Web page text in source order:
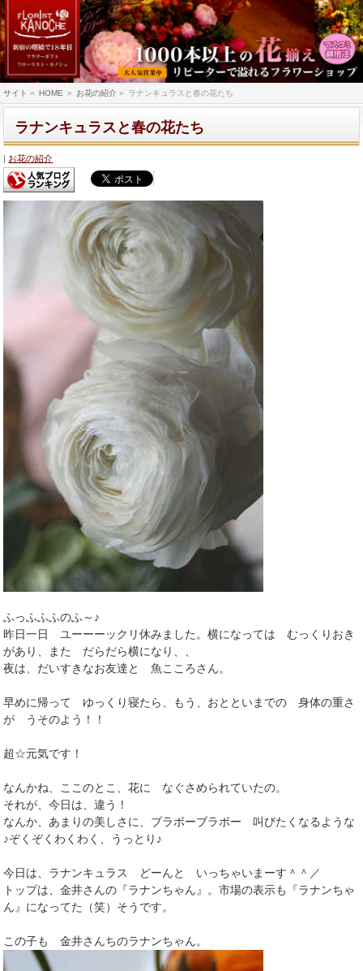
サイト » HOME » お花の紹介 » ラナンキュラスと春の花たち
ラナンキュラスと春の花たち
お花の紹介
ふっふふふのふ～♪
昨日一日 ユーーーックリ休みました。横になっては むっくりおき
があり、また だらだら横になり、、
夜は、だいすきなお友達と 魚こころさん。
早めに帰って ゆっくり寝たら、もう、おとといまでの 身体の重さ
が うそのよう！！
超☆元気です！
なんかね、ここのとこ、花に なぐさめられていたの。
それが、今日は、違う！
なんか、あまりの美しさに、ブラボーブラボー 叫びたくなるような
♪ぞくぞくわくわく、うっとり♪
今日は、ラナンキュラス どーんと いっちゃいまーす＾＾／
トップは、金井さんの『ラナンちゃん』。市場の表示も『ラナンちゃ
ん』になってた（笑）そうです。
この子も 金井さんちのラナンちゃん。